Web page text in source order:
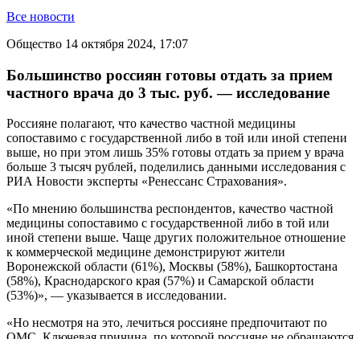
Все новости
Общество 14 октября 2024, 17:07
Большинство россиян готовы отдать за прием
частного врача до 3 тыс. руб. — исследование
Россияне полагают, что качество частной медицины
сопоставимо с государственной либо в той или иной степени
выше, но при этом лишь 35% готовы отдать за прием у врача
больше 3 тысяч рублей, поделились данными исследования с
РИА Новости эксперты «Ренессанс Страхования».
«По мнению большинства респондентов, качество частной
медицины сопоставимо с государственной либо в той или
иной степени выше. Чаще других положительное отношение
к коммерческой медицине демонстрируют жители
Воронежской области (61%), Москвы (58%), Башкортостана
(58%), Краснодарского края (57%) и Самарской области
(53%)», — указывается в исследовании.
«Но несмотря на это, лечиться россияне предпочитают по